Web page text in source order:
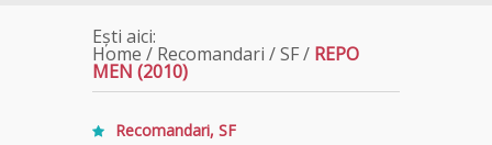
Ești aici:
Home / Recomandari /SF/ REPO
MEN (2010)
Recomandari, SF